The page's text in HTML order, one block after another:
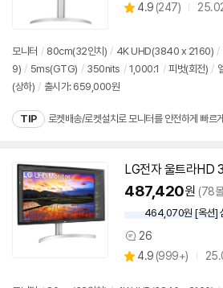
품
별
4.9 (상
247)
모니터 / 80cm(32인치) / 4K UHD(3840 x 2160) /
9) / 5ms(GTG) / 350nits / 1,000:1 / 피벗(회전) /
(상하) / 출시가: 659,000원
TIP 로켓배송/로켓설치로 모니터를 안전하게 빠르게
LG전자 울트라HD
487,420원 (78
464,070원 [옥션]
상
품
견
26
별
4.9 (상
999+)